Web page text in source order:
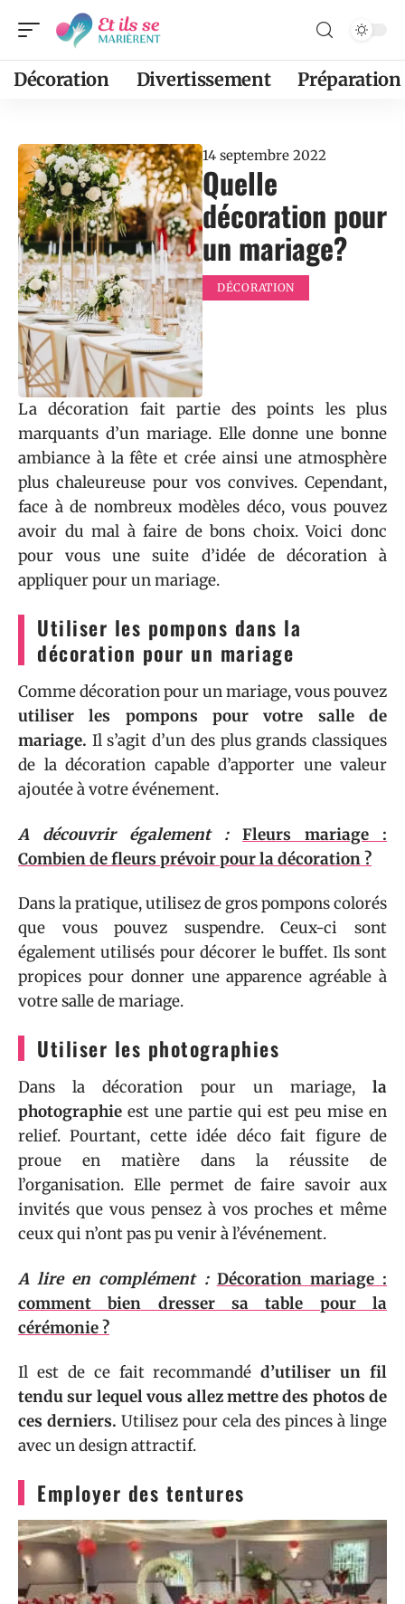
Décoration Divertissement Préparation
14 septembre 2022
Quelle
décoration pour
un mariage?
DÉCORATION
La décoration fait partie des points les plus
marquants d’un mariage. Elle donne une bonne
ambiance à la fête et crée ainsi une atmosphère
plus chaleureuse pour vos convives. Cependant,
face à de nombreux modèles déco, vous pouvez
avoir du mal à faire de bons choix. Voici donc
pour vous une suite d’idée de décoration à
appliquer pour un mariage.
Utiliser les pompons dans la
décoration pour un mariage
Comme décoration pour un mariage, vous pouvez
utiliser les pompons pour votre salle de
mariage. Il s’agit d’un des plus grands classiques
de la décoration capable d’apporter une valeur
ajoutée à votre événement.
A découvrir également :
Fleurs mariage :
Combien de fleurs prévoir pour la décoration ?
Dans la pratique, utilisez de gros pompons colorés
que vous pouvez suspendre. Ceux-ci sont
également utilisés pour décorer le buffet. Ils sont
propices pour donner une apparence agréable à
votre salle de mariage.
Utiliser les photographies
Dans la décoration pour un mariage, la
photographie est une partie qui est peu mise en
relief. Pourtant, cette idée déco fait figure de
proue en matière dans la réussite de
l’organisation. Elle permet de faire savoir aux
invités que vous pensez à vos proches et même
ceux qui n’ont pas pu venir à l’événement.
A lire en complément : Décoration mariage :
comment bien dresser sa table pour la
cérémonie ?
Il est de ce fait recommandéd’utiliser un fil
tendu sur lequel vous allez mettre des photos de
ces derniers. Utilisez pour cela des pinces à linge
avec un design attractif.
Employer des tentures